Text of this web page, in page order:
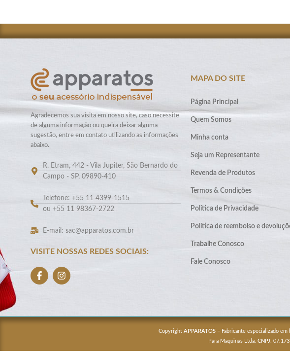
Agradecemos sua visita em nosso site, caso necessite
de alguma informação ou queira deixar alguma
sugestão, entre em contato utilizando as informações
abaixo.
R. Etram, 442 - Vila Jupiter, São Bernardo do
Campo - SP, 09890-410
Telefone: +55 11 4399-1515
ou +55 11 98367-2722
E-mail: sac@apparatos.com.br
VISITE NOSSAS REDES SOCIAIS:
MAPA DO SITE
Página Principal
Quem Somos
Minha conta
Seja um Representante
Revenda de Produtos
Termos & Condições
Política de Privacidade
Política de reembolso e
Trabalhe Conosco
Fale Conosco
Copyright APPARATOS – Fabricante especializado
Para Maquinas Ltda. CNPJ: